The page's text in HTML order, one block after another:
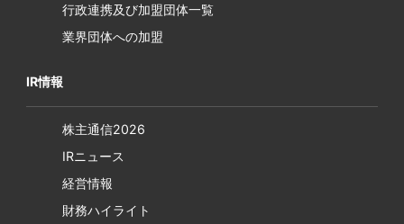
行政連携及び加盟団体一覧
業界団体への加盟
IR情報
株主通信2026
IRニュース
経営情報
財務ハイライト